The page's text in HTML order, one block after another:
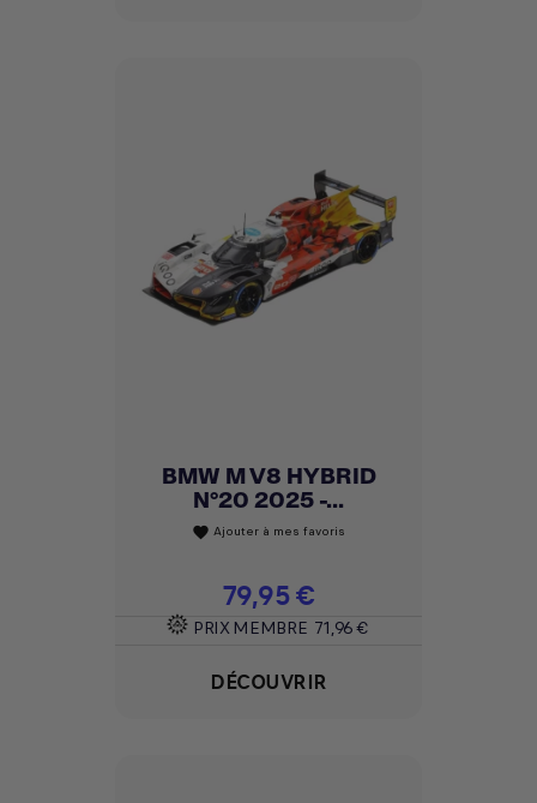
BMW M V8 HYBRID
N°20 2025 -...
favorite Ajouter à mes favoris
Prix
79,95 €
PRIX MEMBRE 71,96 €
DÉCOUVRIR